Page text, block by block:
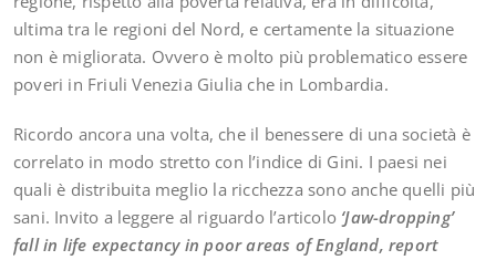
ultima tra le regioni del Nord, e certamente la situazione
non è migliorata. Ovvero è molto più problematico essere
poveri in Friuli Venezia Giulia che in Lombardia.
Ricordo ancora una volta, che il benessere di una società è
correlato in modo stretto con l’indice di Gini. I paesi nei
quali è distribuita meglio la ricchezza sono anche quelli più
sani. Invito a leggere al riguardo l’articolo ‘Jaw-dropping’
fall in life expectancy in poor areas of England, report